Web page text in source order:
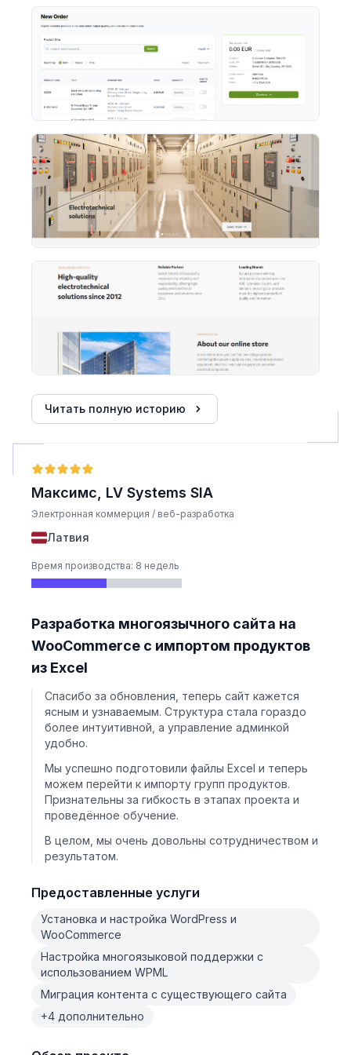
Читать полную историю
Максимс, LV Systems SIA
Электронная коммерция / веб-разработка
Латвия
Время производства: 8 недель
Разработка многоязычного сайта на
WooCommerce с импортом продуктов
из Excel
Спасибо за обновления, теперь сайт кажется
ясным и узнаваемым. Структура стала гораздо
более интуитивной, а управление админкой
удобно.
Мы успешно подготовили файлы Excel и теперь
можем перейти к импорту групп продуктов.
Признательны за гибкость в этапах проекта и
проведённое обучение.
В целом, мы очень довольны сотрудничеством и
результатом.
Предоставленные услуги
Установка и настройка WordPress и
WooCommerce
Настройка многоязыковой поддержки с
использованием WPML
Миграция контента с существующего сайта
+4 дополнительно